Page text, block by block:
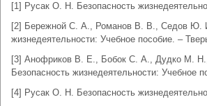
[1] Русак О. Н. Безопасность
[2] Бережной С. А., Романов В. В., Седов Ю.
жизнедеятельности: Учебное пособие. –
[3] Анофриков В. Е., Бобок С. А., Дудко М.
Безопасность жизнедеятельности: Учебное
[4] Русак О. Н. Безопасность